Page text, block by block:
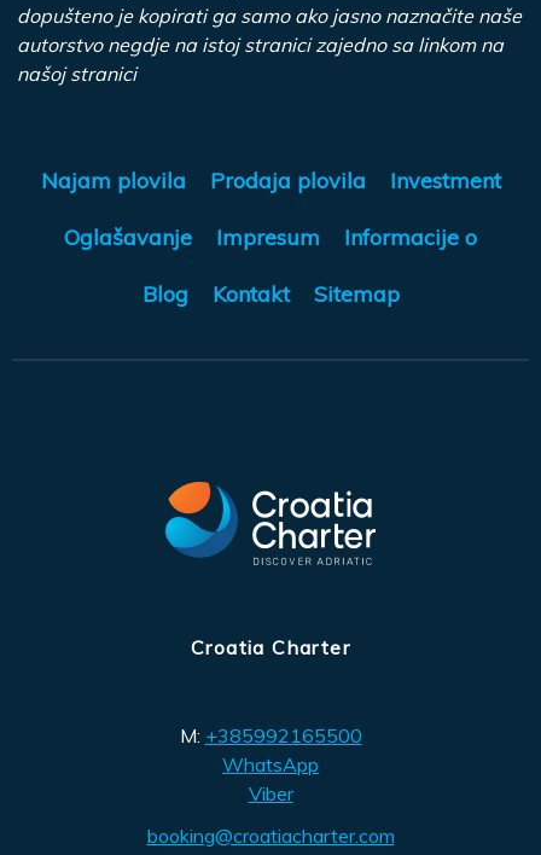
dopušteno je kopirati ga samo ako jasno naznačite naše
autorstvo negdje na istoj stranici zajedno sa linkom na
našoj stranici
Najam plovila Prodaja plovila Investment
Oglašavanje Impresum Informacije o
Blog Kontakt Sitemap
Croatia Charter
M: +385992165500
WhatsApp
Viber
booking@croatiacharter.com